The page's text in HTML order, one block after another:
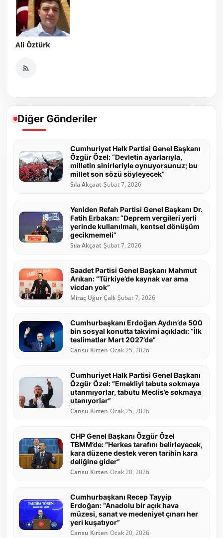
Ali Öztürk
Diğer Gönderiler
Cumhuriyet Halk Partisi Genel Başkanı
Özgür Özel: “Devletin ayarlarıyla,
milletin sinirleriyle oynuyorsunuz; bu
millet son sözü söyleyecek”
Sıla Akçaat Şubat 7, 2026
Yeniden Refah Partisi Genel Başkanı Dr.
Fatih Erbakan: “Deprem vergileri yerli
yerinde kullanılmalı, kentsel dönüşüm
gecikmemeli”
Sıla Akçaat Şubat 7, 2026
Saadet Partisi Genel Başkanı Mahmut
Arıkan: “Türkiye’de kaynak var ama
vicdan yok”
Miraç Uğur Çallı Şubat 7, 2026
Cumhurbaşkanı Erdoğan Aydın’da 500
bin sosyal konutta takvimi açıkladı: “İlk
teslimatlar Mart 2027’de”
Cansu Kırten Ocak 25, 2026
Cumhuriyet Halk Partisi Genel Başkanı
Özgür Özel: “Emekliyi tabuta sokmaya
utanmıyorlar, tabutu Meclis’e sokmaya
utanıyorlar”
Cansu Kırten Ocak 25, 2026
CHP Genel Başkanı Özgür Özel
TBMM’de: “Herkes tarafını belirleyecek,
kara düzene destek veren tarihin kara
deliğine gider”
Cansu Kırten Ocak 20, 2026
Cumhurbaşkanı Recep Tayyip
Erdoğan: “Anadolu bir açık hava
müzesi, sanat ve medeniyet çınarı her
yeri kuşatıyor”
Cansu Kırten Ocak 20, 2026